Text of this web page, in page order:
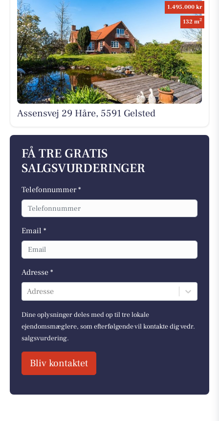
1.495.000 kr
132 m2
Assensvej 29 Håre, 5591 Gelsted
FÅ TRE GRATIS
SALGSVURDERINGER
Telefonnummer *
Email *
Adresse *
Adresse
Dine oplysninger deles med op til tre lokale
ejendomsmæglere, som efterfølgende vil kontakte dig vedr.
salgsvurdering.
Bliv kontaktet